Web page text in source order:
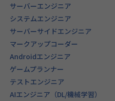
サーバーエンジニア
システムエンジニア
サーバーサイドエンジニア
マークアップコーダー
Androidエンジニア
ゲームプランナー
テストエンジニア
AIエンジニア（DL/機械学習）